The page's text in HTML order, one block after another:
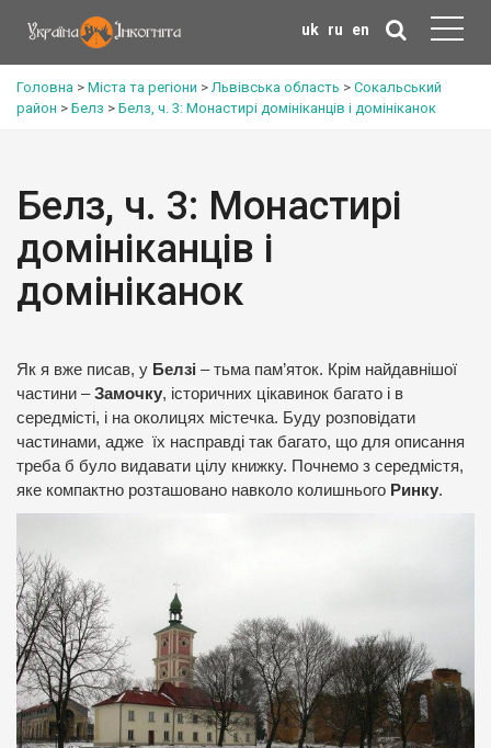
uk ru en
Головна > Міста та регіони >Львівська область > Сокальський
район > Белз > Белз, ч. 3: Монастирі домініканців і домініканок
Белз, ч. 3: Монастирі
домініканців і
домініканок
Як я вже писав, у Белзі – тьма пам’яток. Крім найдавнішої
частини –Замочку, історичних цікавинок багато і в
середмісті, і на околицях містечка. Буду розповідати
частинами, адже їх насправді так багато, що для описання
треба б було видавати цілу книжку. Почнемо з середмістя,
яке компактно розташовано навколо колишнього Ринку.